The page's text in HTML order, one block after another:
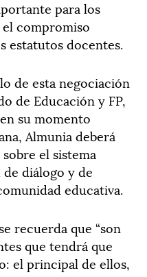
para los
compromiso
estatutos docentes.
de esta negociación
de Educación y FP,
su momento
Almunia deberá
el sistema
diálogo y de
educativa.
recuerda que “son
que tendrá que
el principal de ellos,